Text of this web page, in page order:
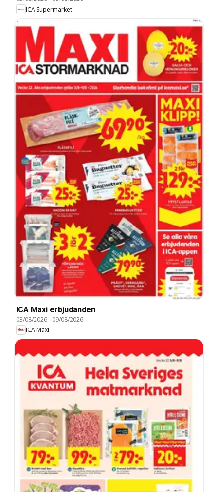
ICA Supermarket
ICA Maxi erbjudanden
03/08/2026- 09/08/2026
ICA Maxi